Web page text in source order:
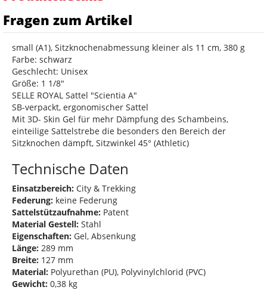
Fragen zum Artikel
small (A1), Sitzknochenabmessung kleiner als 11 cm, 380 g
Farbe: schwarz
Geschlecht: Unisex
Größe: 1 1/8"
SELLE ROYAL Sattel "Scientia A"
SB-verpackt, ergonomischer Sattel
Mit 3D- Skin Gel für mehr Dämpfung des Schambeins,
einteilige Sattelstrebe die besonders den Bereich der
Sitzknochen dämpft, Sitzwinkel 45° (Athletic)
Technische Daten
Einsatzbereich: City & Trekking
Federung: keine Federung
Sattelstützaufnahme: Patent
Material Gestell: Stahl
Eigenschaften: Gel, Absenkung
Länge: 289 mm
Breite: 127 mm
Material: Polyurethan (PU), Polyvinylchlorid (PVC)
Gewicht: 0,38 kg